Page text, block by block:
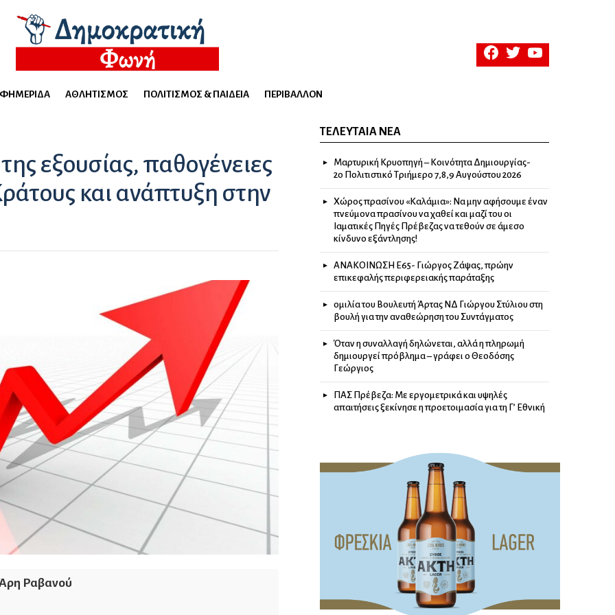
facebooktwitteryoutube
ΑΘΛΗΤΙΣΜΌΣ ΠΟΛΙΤΙΣΜΌΣ & ΠΑΙΔΕΊΑ ΠΕΡΙΒΆΛΛΟΝ
εξουσίας, παθογένειες
και ανάπτυξη στην
Ραβανού
ΤΕΛΕΥΤΑΊΑ ΝΈΑ
Μαρτυρική Κρυοπηγή – Κοινότητα Δημιουργίας-
2ο Πολιτιστικό Τριήμερο 7,8,9 Αυγούστου 2026
Χώρος πρασίνου «Καλάμια»: Να μην αφήσουμε έναν
πνεύμονα πρασίνου να χαθεί και μαζί του οι
Ιαματικές Πηγές Πρέβεζας να τεθούν σε άμεσο
κίνδυνο εξάντλησης!
ΑΝΑΚΟΙΝΩΣΗ Ε65- Γιώργος Ζάψας, πρώην
επικεφαλής περιφερειακής παράταξης
ομιλία του Βουλευτή Άρτας ΝΔ Γιώργου Στύλιου στη
βουλή για την αναθεώρηση του Συντάγματος
Όταν η συναλλαγή δηλώνεται, αλλά η πληρωμή
δημιουργεί πρόβλημα – γράφει ο Θεοδόσης
Γεώργιος
ΠΑΣ Πρέβεζα: Με εργομετρικά και υψηλές
απαιτήσεις ξεκίνησε η προετοιμασία για τη Γ’ Εθνική